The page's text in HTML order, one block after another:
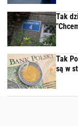
Tak
Tak
są w